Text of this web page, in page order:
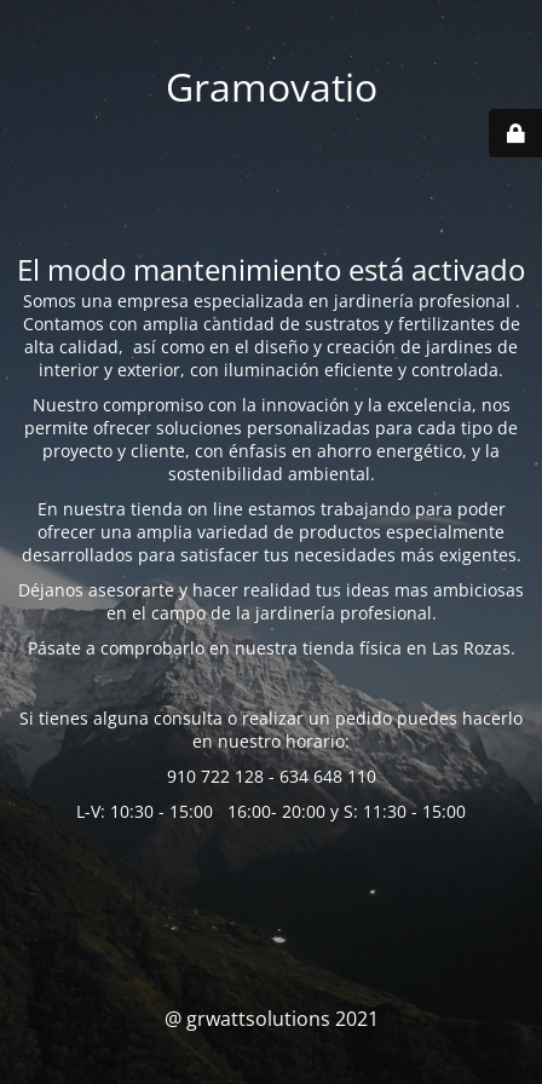
Gramovatio
El modo mantenimiento está activado
Somos una empresa especializada en jardinería profesional .
Contamos con amplia cantidad de sustratos y fertilizantes de
alta calidad, así como en el diseño y creación de jardines de
interior y exterior, con iluminación eficiente y controlada.
Nuestro compromiso con la innovación y la excelencia, nos
permite ofrecer soluciones personalizadas para cada tipo de
proyecto y cliente, con énfasis en ahorro energético, y la
sostenibilidad ambiental.
En nuestra tienda on line estamos trabajando para poder
ofrecer una amplia variedad de productos especialmente
desarrollados para satisfacer tus necesidades más exigentes.
Déjanos asesorarte y hacer realidad tus ideas mas ambiciosas
en el campo de la jardinería profesional.
Pásate a comprobarlo en nuestra tienda física en Las Rozas.
Si tienes alguna consulta o realizar un pedido puedes hacerlo
en nuestro horario:
910 722 128 - 634 648 110
L-V: 10:30 - 15:00 16:00- 20:00 y S: 11:30 - 15:00
@ grwattsolutions 2021